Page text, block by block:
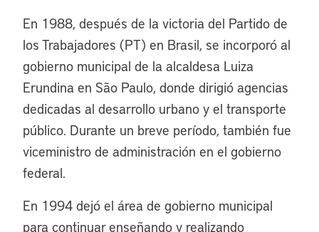
En 1988, después de la victoria del Partido de
los Trabajadores (PT) en Brasil, se incorporó al
gobierno municipal de la alcaldesa Luiza
Erundina en São Paulo, donde dirigió agencias
dedicadas al desarrollo urbano y el transporte
público. Durante un breve período, también fue
viceministro de administración en el gobierno
federal.
En 1994 dejó el área de gobierno municipal
para continuar enseñando y realizando